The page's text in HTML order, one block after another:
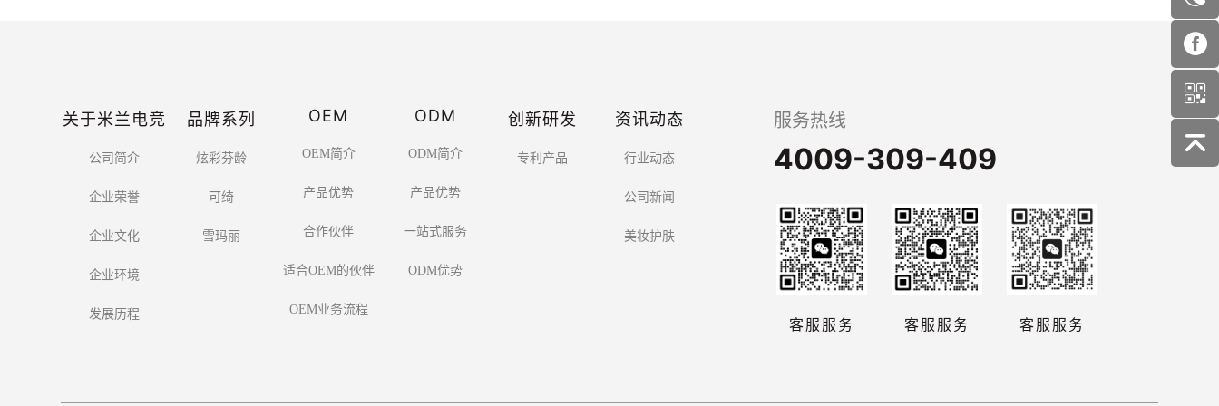
关于米兰电竞
公司简介
企业荣誉
企业文化
企业环境
发展历程
品牌系列
炫彩芬龄
可绮
雪玛丽
OEM
OEM简介
产品优势
合作伙伴
适合OEM的伙伴
OEM业务流程
ODM
ODM简介
产品优势
一站式服务
ODM优势
创新研发
专利产品
资讯动态
行业动态
公司新闻
美妆护肤
服务热线
4009-309-409
客服服务 客服服务 客服服务